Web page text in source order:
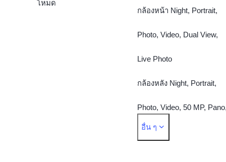
โหมด
กล้องหน้า Night, Portrait,
Photo, Video, Dual View,
Live Photo
กล้องหลัง Night, Portrait,
Photo, Video, 50 MP,
Documents, Slo-mo, Time-
อื่น ๆ